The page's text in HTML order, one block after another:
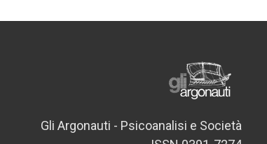
Gli Argonauti - Psicoanalisi e Società